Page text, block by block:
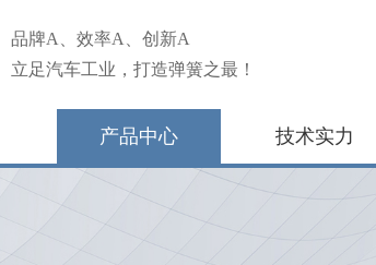
品牌A、效率A、创新A
立足汽车工业，打造弹簧之最！
产品中心 技术实力